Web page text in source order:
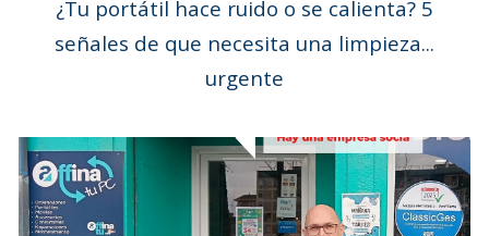
¿Tu portátil hace ruido o se calienta? 5
señales de que necesita una limpieza...
urgente